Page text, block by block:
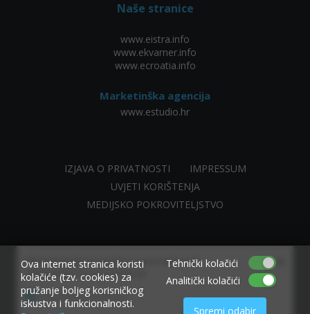
Allow www.ekvarner.info to send web push
notifications to your desktop.
Powered by SendPulse
×
Naše stranice
www.eistra.info
www.ekvarner.info
www.ecroatia.info
Marketinška agencija
www.estudio.hr
IZJAVA O PRIVATNOSTI
IMPRESSUM
UVJETI KORIŠTENJA
MEDIJSKO POKROVITELJSTVO
made by NIVAGO
Ova internet stranica koristi
kolačiće (tzv. cookies) za
pružanje boljeg korisničkog
iskustva i funkcionalnosti.
Tehnički kolačići
Analitički kolačići
Spremi odabir